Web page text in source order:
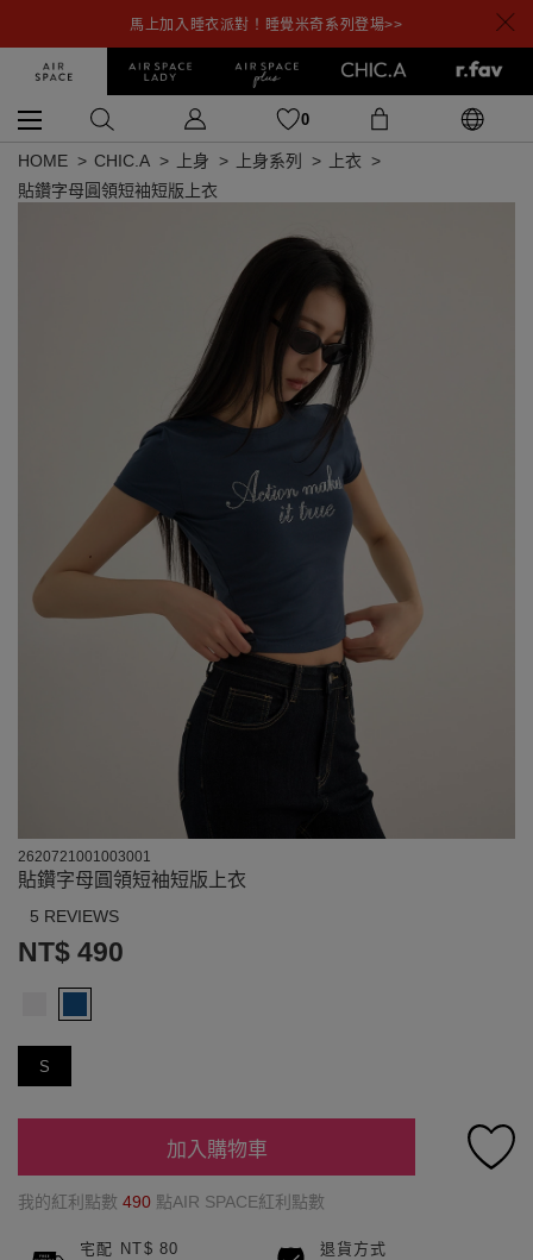
馬上加入睡衣派對！睡覺米奇系列登場>>
0
HOME CHIC.A 上身 上身系列
上衣
貼鑽字母圓領短袖短版上衣
2620721001003001
貼鑽字母圓領短袖短版上衣
5 REVIEWS
NT$ 490
S
加入購物車
我的紅利點數 490 點AIR SPACE紅利點數
宅配 NT$ 80
退貨方式